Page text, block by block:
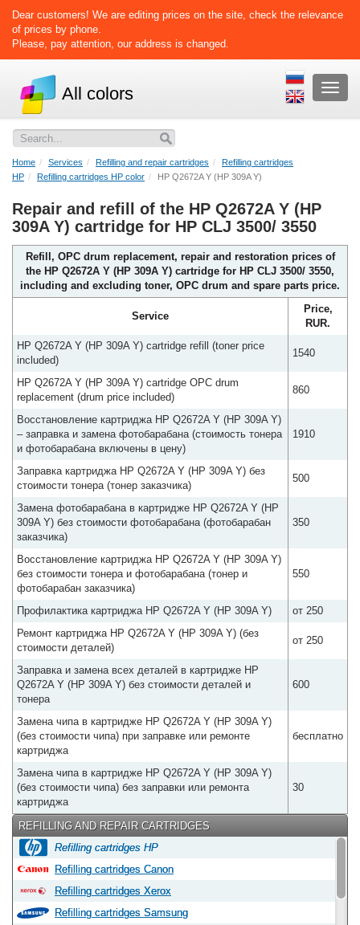
Dear customers! We are editing prices on the site, check the relevance
of prices by phone.
Please, pay attention, our address is changed.
меню
All colors
Home Services Refilling and repair cartridges
Refilling cartridges
HP
Refilling cartridges HP color HP Q2672A Y (HP 309A Y)
Repair and refill of the HP Q2672A Y (HP
309A Y) cartridge for HP CLJ 3500/ 3550
Refill, OPC drum replacement, repair and restoration prices of
the HP Q2672A Y (HP 309A Y) cartridge for HP CLJ 3500/ 3550,
including and excluding toner, OPC drum and spare parts price.
Service
Price,
RUR.
HP Q2672A Y (HP 309A Y) cartridge refill (toner price
included)
1540
HP Q2672A Y (HP 309A Y) cartridge OPC drum
replacement (drum price included)
860
Восстановление картриджа HP Q2672A Y (HP 309A Y)
– заправка и замена фотобарабана (стоимость тонера
и фотобарабана включены в цену)
1910
Заправка картриджа HP Q2672A Y (HP 309A Y) без
стоимости тонера (тонер заказчика)
500
Замена фотобарабана в картридже HP Q2672A Y (HP
309A Y) без стоимости фотобарабана (фотобарабан
заказчика)
350
Восстановление картриджа HP Q2672A Y (HP 309A Y)
без стоимости тонера и фотобарабана (тонер и
фотобарабан заказчика)
550
Профилактика картриджа HP Q2672A Y (HP 309A Y)
от 250
Ремонт картриджа HP Q2672A Y (HP 309A Y) (без
стоимости деталей)
от 250
Заправка и замена всех деталей в картридже HP
Q2672A Y (HP 309A Y) без стоимости деталей и
тонера
600
Замена чипа в картридже HP Q2672A Y (HP 309A Y)
(без стоимости чипа) при заправке или ремонте
картриджа
бесплатно
Замена чипа в картридже HP Q2672A Y (HP 309A Y)
(без стоимости чипа) без заправки или ремонта
картриджа
30
REFILLING AND REPAIR CARTRIDGES
Refilling cartridges HP
Refilling cartridges Canon
Refilling cartridges Xerox
Refilling cartridges Samsung